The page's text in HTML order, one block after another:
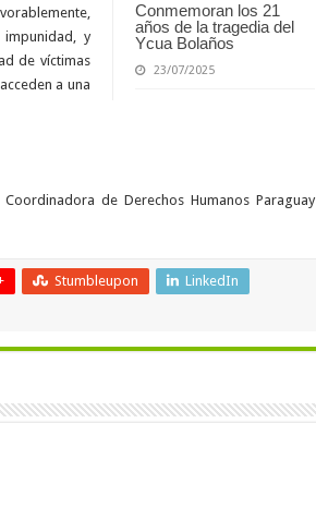
Conmemoran los 21
años de la tragedia del
Ycua Bolaños
23/07/2025
y
de víctimas
a una
de Derechos Humanos Paraguay
Stumbleupon
LinkedIn